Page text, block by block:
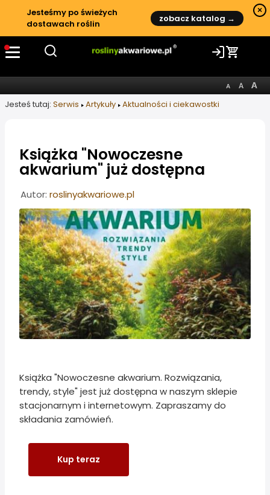
Jesteśmy po świeżych
dostawach roślin
zobacz katalog →
×
Jesteś tutaj: Serwis Artykuły Aktualności i ciekawostki
Książka "Nowoczesne
akwarium" już dostępna
Informacje o artykule
Autor: roslinyakwariowe.pl
Książka "Nowoczesne akwarium. Rozwiązania,
trendy, style" jest już dostępna w naszym sklepie
stacjonarnym i internetowym. Zapraszamy do
składania zamówień.
Kup teraz